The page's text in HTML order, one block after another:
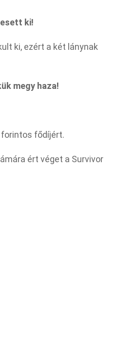
ki!
ki, ezért a két lánynak
megy haza!
forintos fődíjért.
ért véget a Survivor